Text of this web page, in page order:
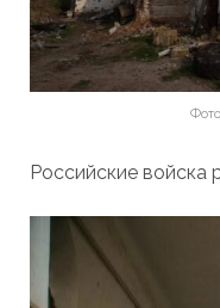
Российские войска